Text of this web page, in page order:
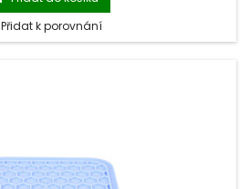
Přidat k porovnání